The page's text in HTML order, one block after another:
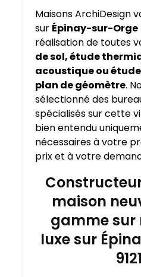
Maisons ArchiDesign
sur Épinay-sur-Orge
réalisation de toutes
de sol, étude
acoustique ou
plan de géomètre.
sélectionné des
spécialisés sur cette
bien entendu
nécessaires à votre
prix et à votre
maison
gamme sur
luxe sur